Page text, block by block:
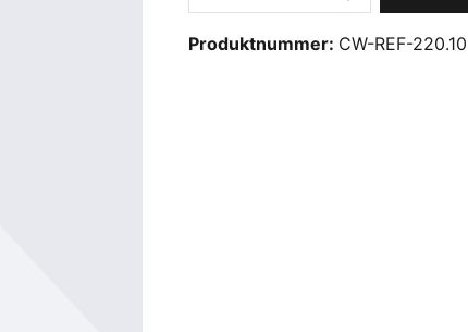
Produktnummer: CW-REF-